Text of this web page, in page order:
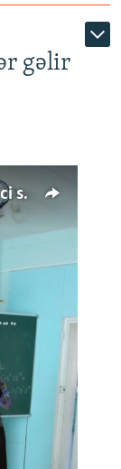
gəlir
50 min müəllim işini itirə bilər. Birinci sinfə gedənlər azalır